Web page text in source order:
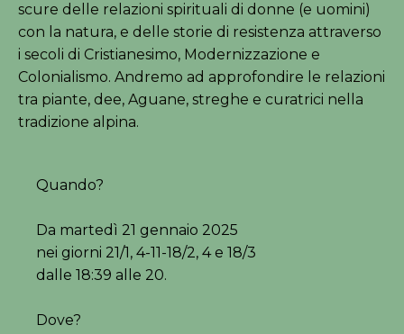
scure delle relazioni spirituali di donne (e uomini)
con la natura, e delle storie di resistenza attraverso
i secoli di Cristianesimo, Modernizzazione e
Colonialismo. Andremo ad approfondire le relazioni
tra piante, dee, Aguane, streghe e curatrici nella
tradizione alpina.
Quando?
Da martedì 21 gennaio 2025
nei giorni 21/1, 4-11-18/2, 4 e 18/3
dalle 18:39 alle 20.
Dove?